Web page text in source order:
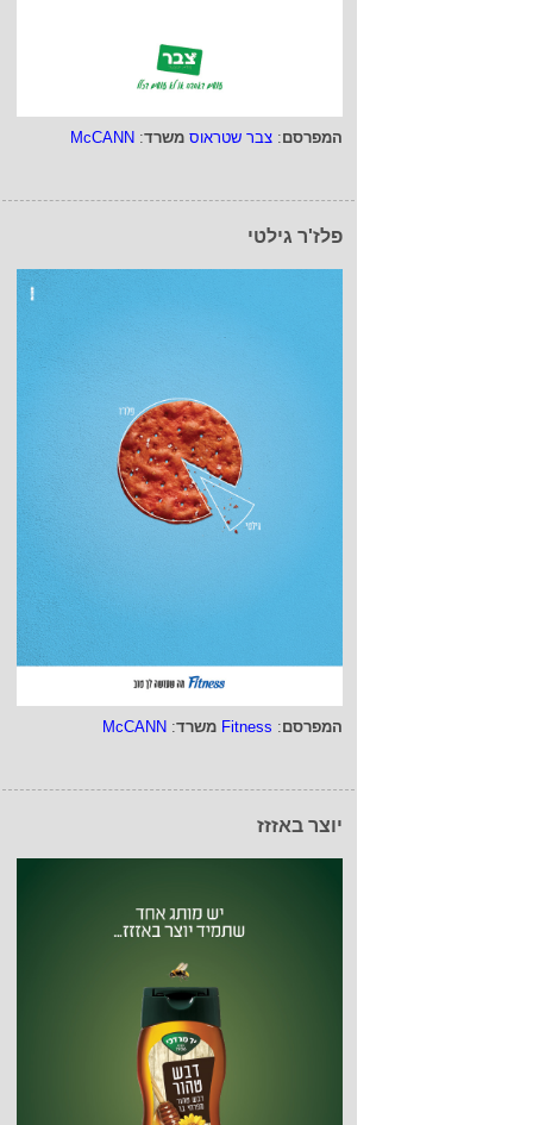
המפרסם: צבר שטראוס משרד:
McCANN
פלז'ר גילטי
המפרסם:
Fitness משרד:
McCANN
יוצר באזזז